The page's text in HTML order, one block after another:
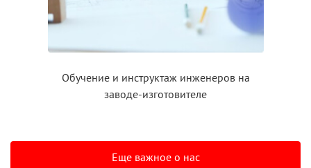
Обучение и инструктажинженеров на
заводе-изготовителе
Еще важное о нас